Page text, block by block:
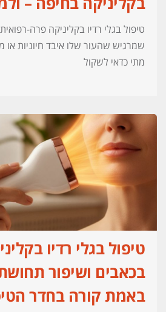
טיפול בגלי רדיו בקליניקה פרה-
שמרגיש שהעור שלו איבד חיוניות
מתי כדאי לשקול
טיפול בגלי רדיו
בכאבים ושיפור
באמת קורה בחדר